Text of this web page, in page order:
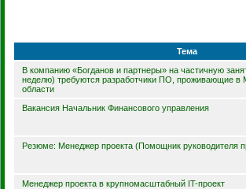
Тема
В компанию «Богданов и партнеры» на частичную
неделю) требуются разработчики ПО, проживающие в